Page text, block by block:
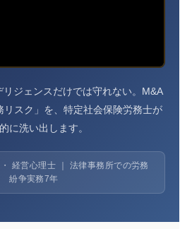
ジェンスだけでは守れない。M&A
リスク」を、特定社会保険労務士が
に洗い出します。
経営心理士 ｜ 法律事務所での労務
紛争実務7年